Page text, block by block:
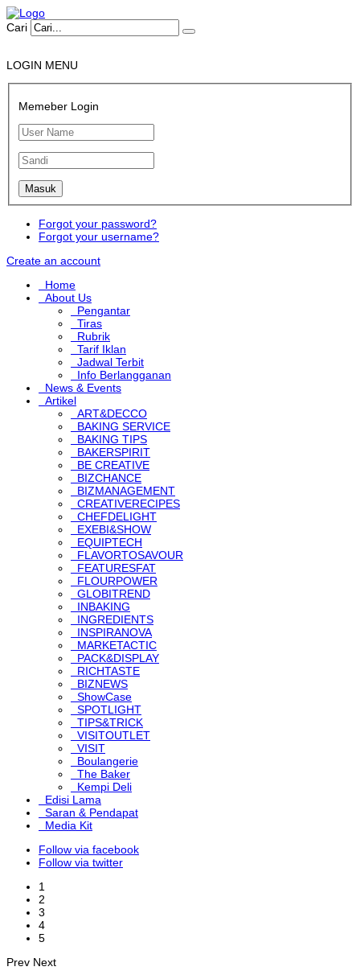
Cari
LOGIN MENU
Memeber Login
Forgot your password?
Forgot your username?
Create an account
Home
About Us
Pengantar
Tiras
Rubrik
Tarif Iklan
Jadwal Terbit
Info Berlangganan
News & Events
Artikel
ART&DECCO
BAKING SERVICE
BAKING TIPS
BAKERSPIRIT
BE CREATIVE
BIZCHANCE
BIZMANAGEMENT
CREATIVERECIPES
CHEFDELIGHT
EXEBI&SHOW
EQUIPTECH
FLAVORTOSAVOUR
FEATURESFAT
FLOURPOWER
GLOBITREND
INBAKING
INGREDIENTS
INSPIRANOVA
MARKETACTIC
PACK&DISPLAY
RICHTASTE
BIZNEWS
ShowCase
SPOTLIGHT
TIPS&TRICK
VISITOUTLET
VISIT
Boulangerie
The Baker
Kempi Deli
Edisi Lama
Saran & Pendapat
Media Kit
Follow via facebook
Follow via twitter
1
2
3
4
5
Prev Next